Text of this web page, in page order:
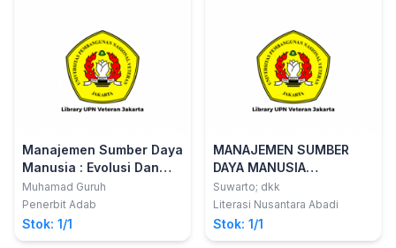
Manajemen Sumber Daya
Manusia : Evolusi Dan
Tantangan Global
Muhamad Guruh
Penerbit Adab
Stok: 1/1
MANAJEMEN SUMBER
DAYA MANUSIA
KESUKSESAN SUATU
PRESTASI
Suwarto; dkk
Literasi Nusantara Abadi
Stok: 1/1